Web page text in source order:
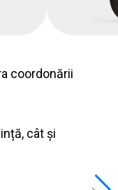
coordonării
cât și